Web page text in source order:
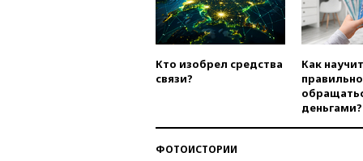
Кто изобрел средства
связи?
Как
правильно
деньгами?
ФОТОИСТОРИИ